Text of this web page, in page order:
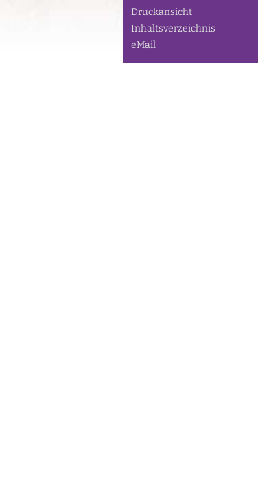
Druckansicht
Inhaltsverzeichnis
eMail